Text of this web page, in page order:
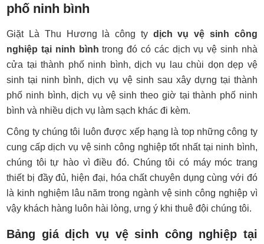
phố ninh bình
Giặt Là Thu Hương là công ty dịch vụ vệ sinh công
nghiệp tại ninh bình trong đó có các dịch vụ vệ sinh nhà
cửa tại thành phố ninh bình, dịch vụ lau chùi dọn dẹp vệ
sinh tại ninh bình, dịch vụ vệ sinh sau xây dựng tại thành
phố ninh bình, dịch vụ vệ sinh theo giờ tại thành phố ninh
bình và nhiều dịch vụ làm sạch khác đi kèm.
Công ty chúng tôi luôn được xếp hạng là top những công ty
cung cấp dịch vụ vệ sinh công nghiệp tốt nhất tại ninh bình,
chúng tôi tự hào vì điều đó. Chúng tôi có máy móc trang
thiết bị đầy đủ, hiện đại, hóa chất chuyên dụng cùng với đó
là kinh nghiệm lâu năm trong ngành vệ sinh công nghiệp vì
vậy khách hàng luôn hài lòng, ưng ý khi thuê đội chúng tôi.
Bảng giá dịch vụ vệ sinh công nghiệp tại